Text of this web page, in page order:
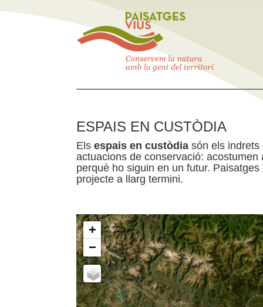
ESPAIS EN CUSTÒDIA
Els espais en custòdia són els indrets
actuacions de conservació:
perquè ho siguin en un futur.
projecte a llarg termini.
+
−